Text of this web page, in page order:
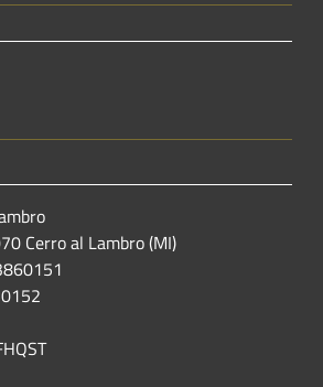
Cerro al Lambro (MI)